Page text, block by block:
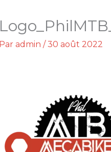
Par admin / 30 août 2022